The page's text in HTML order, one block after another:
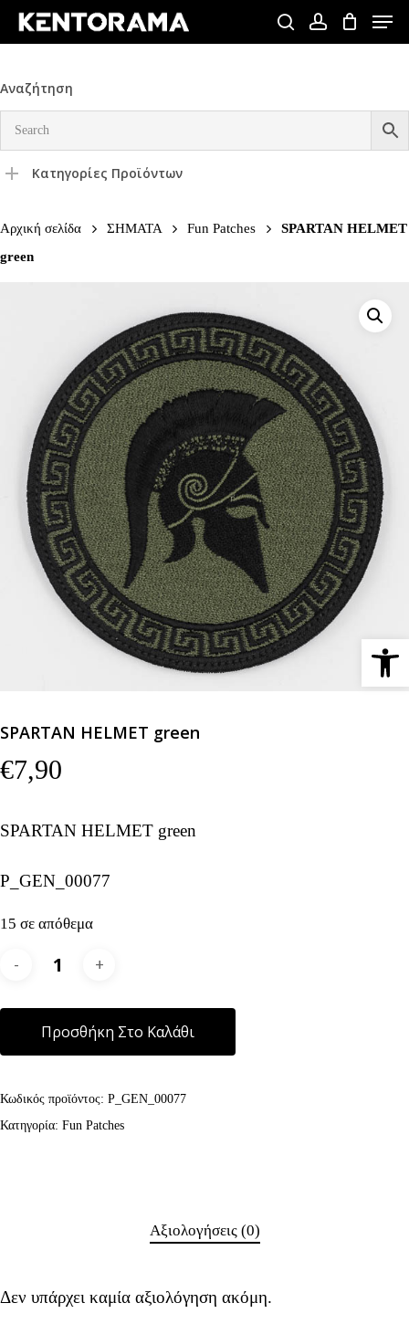
Skip
content
searchaccount
Menu
Αναζήτηση
Κατηγορίες Προϊόντων
Αρχική σελίδα ΣΗΜΑΤΑ Fun Patches
SPARTAN HELMET
green
SPARTAN HELMET green
€7,90
SPARTAN HELMET green
P_GEN_00077
15 σε απόθεμα
Προσθήκη Στο Καλάθι
Κωδικός προϊόντος: P_GEN_00077
Κατηγορία: Fun Patches
Αξιολογήσεις (0)
Δεν υπάρχει καμία αξιολόγηση ακόμη.